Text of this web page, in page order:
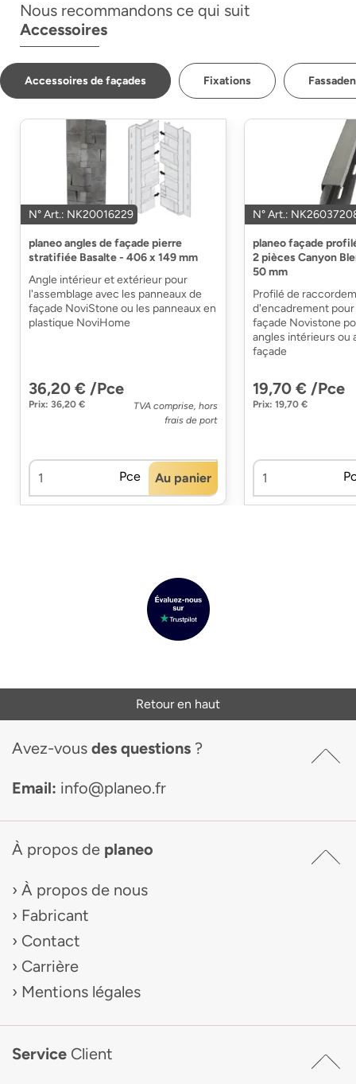
Nous recommandons ce qui suit
Accessoires
Accessoires de façades Fixations
N° Art.: NK20016229
planeo angles de façade pierre
stratifiée Basalte - 406 x 149 mm
Angle intérieur et extérieur pour
l'assemblage avec les panneaux de
façade NoviStone ou les panneaux en
plastique NoviHome
36,20 € /Pce
Prix: 36,20 €
TVA comprise, hors
frais de port
Pce Au panier
N° Art.:
planeo façade
2 pièces Canyon
50 mm
Profilé de
d'encadrement pour
façade Novistone
angles intérieurs ou
façade
19,70 € /Pce
Prix: 19,70 €
Retour en haut
Avez-vous des questions ?
Email: info@planeo.fr
À propos de planeo
À propos de nous
Fabricant
Contact
Carrière
Mentions légales
Service Client